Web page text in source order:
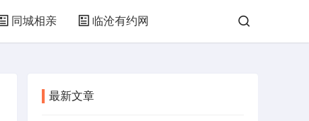
同城相亲 临沧有约网
最新文章